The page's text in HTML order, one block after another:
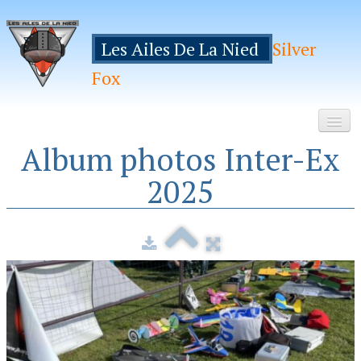
Les Ailes De La Nied
Silver
Fox
Accueil
Inscription
Manifestations
Hebergements
Album photos Inter-Ex
2025